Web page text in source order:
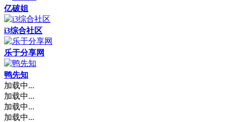
亿破姐
i3综合社区
乐于分享网
鸭先知
加载中...
加载中...
加载中...
加载中...